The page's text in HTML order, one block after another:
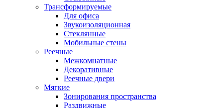
Трансформируемые
Для офиса
Звукоизоляционная
Стеклянные
Мобильные стены
Реечные
Межкомнатные
Декоративные
Реечные двери
Мягкие
Зонирования пространства
Раздвижные